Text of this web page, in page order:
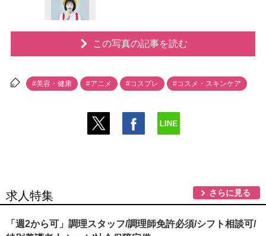
この写真の記事を読む
#美容・健康 #アニメ #コスプレ #コスメ・スキンケア
求人特集 さらに見る
「週2から可」調理スタッフ/調理師免許必須/シフト相談可/